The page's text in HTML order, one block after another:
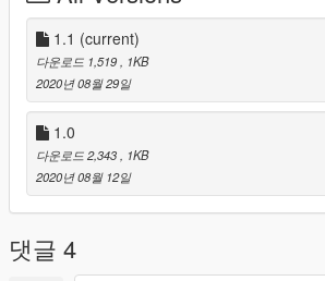
1.1 (current)
다운로드 1,519
, 1KB
2020년 08월 29일
1.0
다운로드 2,343
, 1KB
2020년 08월 12일
댓글 4